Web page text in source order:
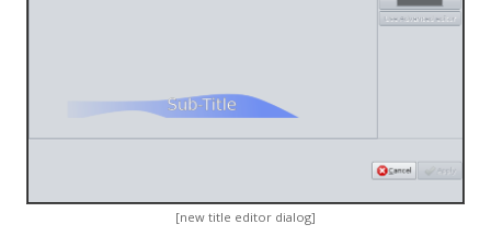
[new title editor dialog]